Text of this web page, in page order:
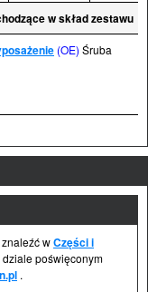
w skład zestawu
(OE) Śruba
wCzęści i
poświęconym
.